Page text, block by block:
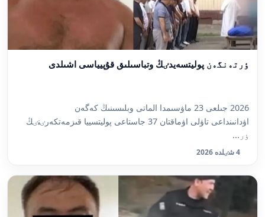
ٶرتەنگەن پوليتسەيدٸڭ وتباسىلىق قۇپيياسى اشىلدى
2026 جىلعى 23 ماۋسىمدا الماتى وبلىسىنىڭ كەگەن
اۋدانىنداعى تاۋلى اۋماقتان 37 جاستاعى پوليتسييا قىزمەتكەرٸنٸڭ
ٶر...
4 شٸلدە 2026